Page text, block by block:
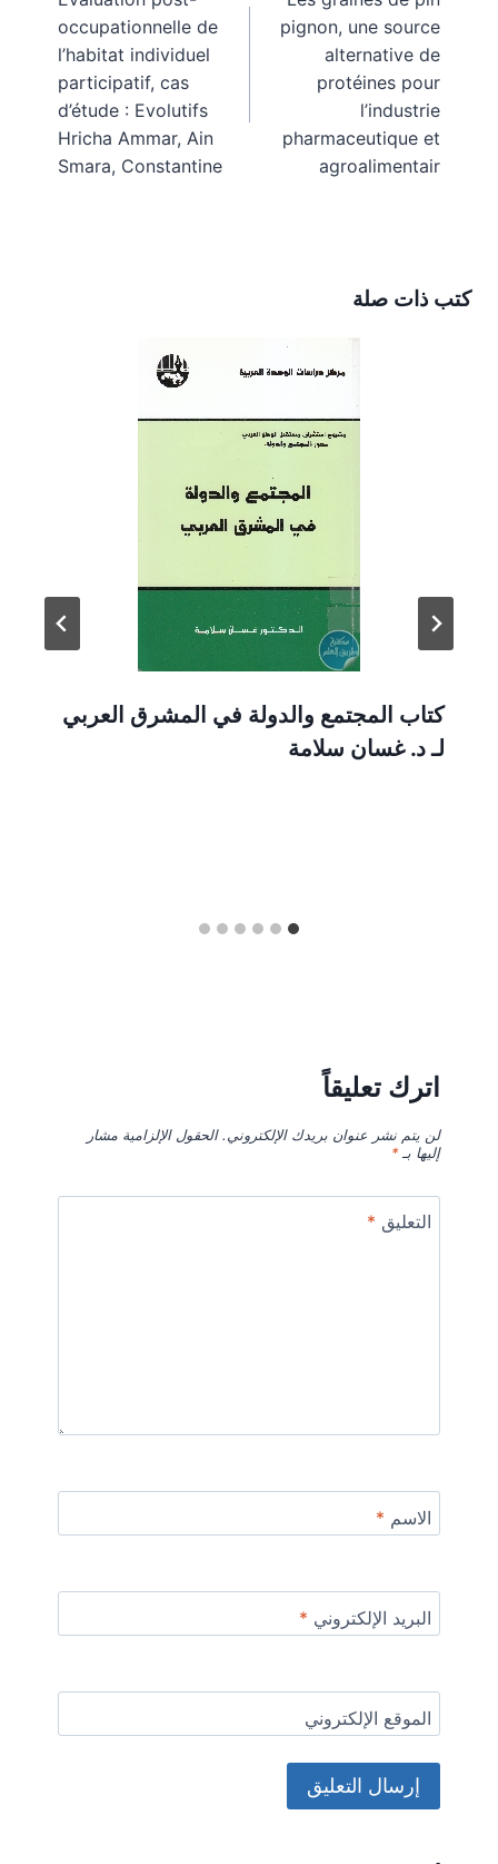
e
r
)
k
s
m
المقالات
pignon, une source
alternative de
protéines pour
l’industrie
pharmaceutique et
agroalimentair
occupationnelle de
l’habitat individuel
participatif, cas
d’étude : Evolutifs
Hricha Ammar, Ain
Smara, Constantine
كتب ذات صلة
كتاب المجتمع والدولة في المشرق العربي
لـ د. غسان سلامة
اترك تعليقاً
لن يتم نشر عنوان بريدك الإلكتروني. الحقول الإلزامية مشار
إليها بـ*
التعليق *
الاسم *
البريد الإلكتروني *
الموقع الإلكتروني